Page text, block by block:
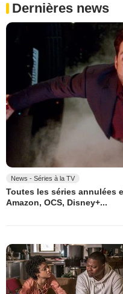
Dernières news
News - Séries à la TV
Toutes les séries annulées
Amazon, OCS, Disney+...